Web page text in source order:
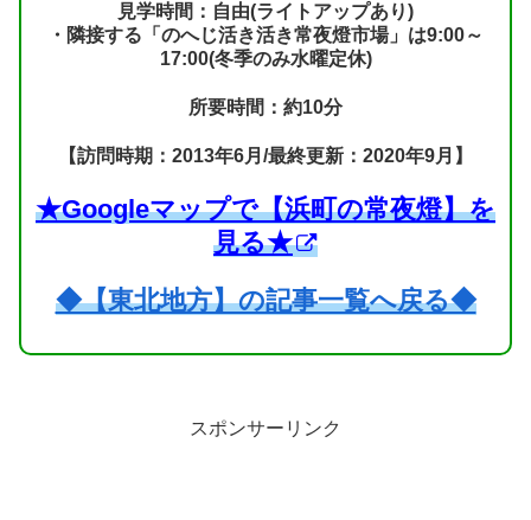
見学時間：自由(ライトアップあり)
・隣接する「のへじ活き活き常夜燈市場」は9:00～
17:00(冬季のみ水曜定休)
所要時間：約10分
【訪問時期：2013年6月/最終更新：2020年9月】
★Googleマップで【浜町の常夜燈】を
見る★
◆【東北地方】の記事一覧へ戻る◆
スポンサーリンク